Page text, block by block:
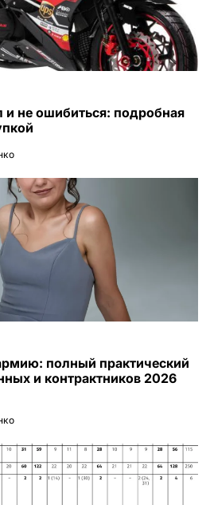
и не ошибиться: подробная
полный практический
и контрактников 2026